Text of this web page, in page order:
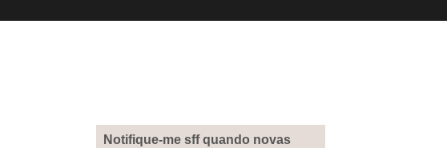
Notifique-me sff quando novas